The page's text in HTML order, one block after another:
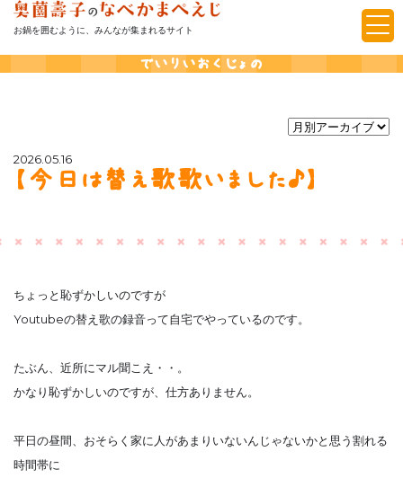
お鍋を囲むように、みんなが集まれるサイト
でいりいおくじょの
2026.05.16
【今日は替え歌歌いました♪】
ちょっと恥ずかしいのですが
Youtubeの替え歌の録音って自宅でやっているのです。
たぶん、近所にマル聞こえ・・。
かなり恥ずかしいのですが、仕方ありません。
平日の昼間、おそらく家に人があまりいないんじゃないかと思う割れる
時間帯に